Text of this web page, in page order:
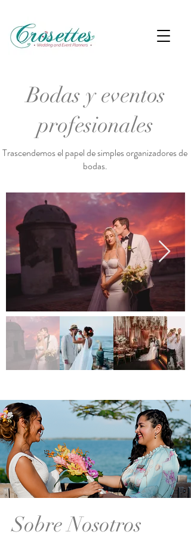
Bodas y eventos
profesionales
Trascendemos el papel de simples organizadores de
bodas.
Sobre Nosotros